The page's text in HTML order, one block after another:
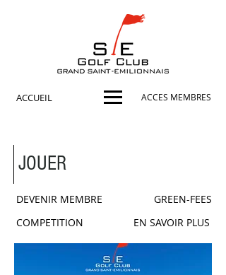
ACCES MEMBRES
ACCUEIL
JOUER
DEVENIR MEMBRE
COMPETITION
GREEN-FEES
EN SAVOIR PLUS